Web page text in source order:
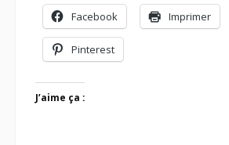
Facebook Imprimer
Pinterest
J’aime ça :